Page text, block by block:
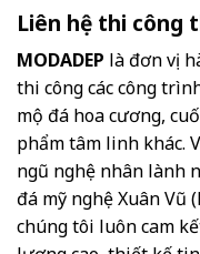
Liên hệ thi công
MODADEP là đơn vị
thi công các công
mộ đá hoa cương,
phẩm tâm linh khác.
ngũ nghệ nhân lành
đá mỹ nghệ Xuân Vũ
chúng tôi luôn cam